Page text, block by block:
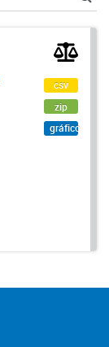
csv
zip
gráfico